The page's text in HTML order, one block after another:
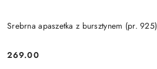
Srebrna apaszetka z bursztynem (pr. 925)
Cena:
269.00